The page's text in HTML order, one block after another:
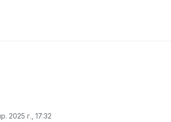
2025 г., 17:32